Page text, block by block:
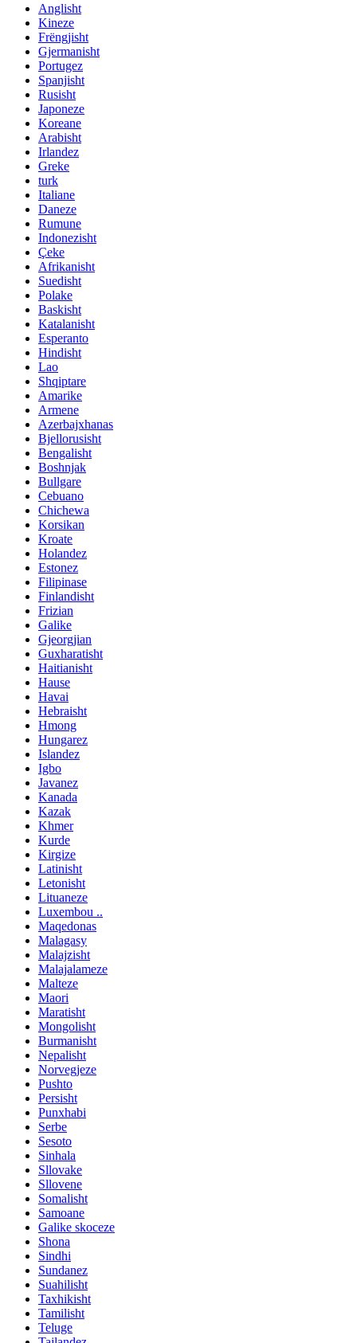
Anglisht
Kineze
Frëngjisht
Gjermanisht
Portugez
Spanjisht
Rusisht
Japoneze
Koreane
Arabisht
Irlandez
Greke
turk
Italiane
Daneze
Rumune
Indonezisht
Çeke
Afrikanisht
Suedisht
Polake
Baskisht
Katalanisht
Esperanto
Hindisht
Lao
Shqiptare
Amarike
Armene
Azerbajxhanas
Bjellorusisht
Bengalisht
Boshnjak
Bullgare
Cebuano
Chichewa
Korsikan
Kroate
Holandez
Estonez
Filipinase
Finlandisht
Frizian
Galike
Gjeorgjian
Guxharatisht
Haitianisht
Hause
Havai
Hebraisht
Hmong
Hungarez
Islandez
Igbo
Javanez
Kanada
Kazak
Khmer
Kurde
Kirgize
Latinisht
Letonisht
Lituaneze
Luxembou ..
Maqedonas
Malagasy
Malajzisht
Malajalameze
Malteze
Maori
Maratisht
Mongolisht
Burmanisht
Nepalisht
Norvegjeze
Pushto
Persisht
Punxhabi
Serbe
Sesoto
Sinhala
Sllovake
Sllovene
Somalisht
Samoane
Galike skoceze
Shona
Sindhi
Sundanez
Suahilisht
Taxhikisht
Tamilisht
Teluge